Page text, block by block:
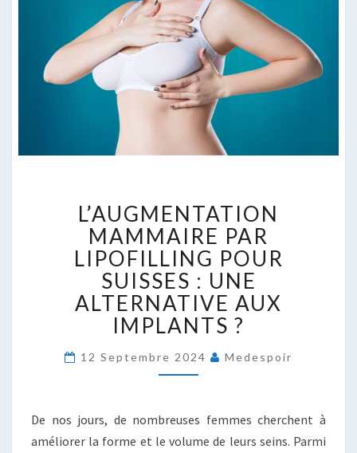
MAMMAIRE
PAR
LIPOFILLING
POUR
SUISSES
:
UNE
ALTERNATIVE
AUX
IMPLANTS
L’AUGMENTATION
MAMMAIRE PAR
LIPOFILLING POUR
SUISSES : UNE
ALTERNATIVE AUX
IMPLANTS ?
12 Septembre 2024 Medespoir
De nos jours, de nombreuses femmes cherchent à
améliorer la forme et le volume de leurs seins. Parmi